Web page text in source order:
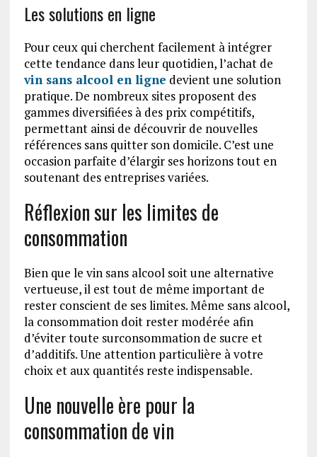
Les solutions en ligne
Pour ceux qui cherchent facilement à intégrer
cette tendance dans leur quotidien, l’achat de
vin sans alcool en ligne devient une solution
pratique. De nombreux sites proposent des
gammes diversifiées à des prix compétitifs,
permettant ainsi de découvrir de nouvelles
références sans quitter son domicile. C’est une
occasion parfaite d’élargir ses horizons tout en
soutenant des entreprises variées.
Réflexion sur les limites de
consommation
Bien que le vin sans alcool soit une alternative
vertueuse, il est tout de même important de
rester conscient de ses limites. Même sans alcool,
la consommation doit rester modérée afin
d’éviter toute surconsommation de sucre et
d’additifs. Une attention particulière à votre
choix et aux quantités reste indispensable.
Une nouvelle ère pour la
consommation de vin